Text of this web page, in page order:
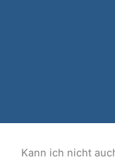
Kann ich nicht